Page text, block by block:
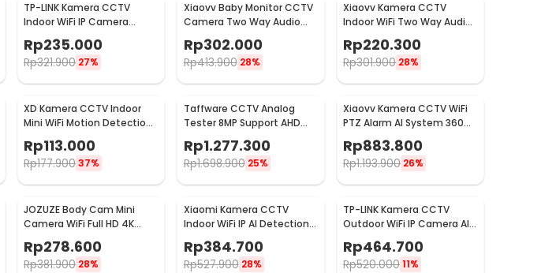
TP-LINK Kamera CCTV
Indoor WiFi IP Camera
Motion Detection 2MP
1080P - Tapo C100
Rp235.000
Rp321.900 27%
Xiaovv Baby Monitor CCTV
Camera Two Way Audio
Motion Detection WiFi 2K -
XVV-3130S-BM-C1
Rp302.000
Rp413.900 28%
Xiaovv Kamera CCTV
Indoor WiFi Two Way Audio
Motion Detection 3MP 2K -
XVV-3630S-Q2
Rp220.300
Rp301.900 28%
XD Kamera CCTV Indoor
Mini WiFi Motion Detection
Infrared 2MP 1080P - X15
Rp113.000
Rp177.90037%
Taffware CCTV Analog
Tester 8MP Support AHD
CVI TVI CVBS HDMI VGA -
IV8W
Rp1.277.300
Rp1.698.900 25%
Xiaovv Kamera CCTV WiFi
PTZ Alarm AI System 360
Panoramic 2K 5MP H.265 -
Q11
Rp883.800
Rp1.193.900 26%
JOZUZE Body Cam Mini
Camera WiFi Full HD 4K
Rotating Lens 1000mAh -
L11
Rp278.600
Rp381.900 28%
Xiaomi Kamera CCTV
Indoor WiFi IP AI Detection
Two Way Audio 3MP 2K -
C300
Rp384.700
Rp527.900 28%
TP-LINK Kamera CCTV
Outdoor WiFi IP Camera AI
Detection IP65 4MP 1080P -
Tapo C500
Rp464.700
Rp520.00011%